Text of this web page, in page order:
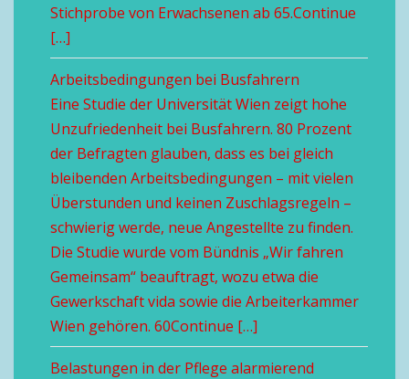
Stichprobe von Erwachsenen ab 65.Continue
[…]
Arbeitsbedingungen bei Busfahrern
Eine Studie der Universität Wien zeigt hohe
Unzufriedenheit bei Busfahrern. 80 Prozent
der Befragten glauben, dass es bei gleich
bleibenden Arbeitsbedingungen – mit vielen
Überstunden und keinen Zuschlagsregeln –
schwierig werde, neue Angestellte zu finden.
Die Studie wurde vom Bündnis „Wir fahren
Gemeinsam“ beauftragt, wozu etwa die
Gewerkschaft vida sowie die Arbeiterkammer
Wien gehören. 60Continue […]
Belastungen in der Pflege alarmierend